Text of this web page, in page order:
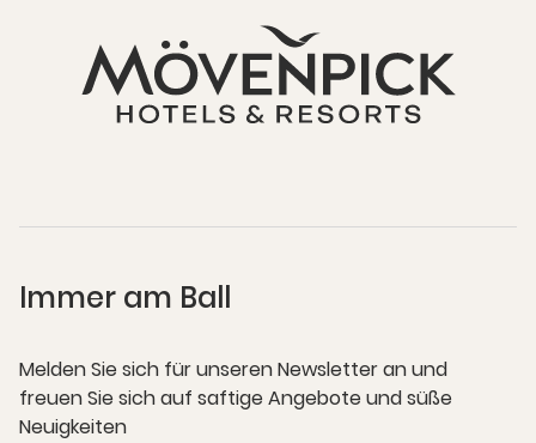
Immer am Ball
Melden Sie sich für unseren Newsletter an und
freuen Sie sich auf saftige Angebote und süße
Neuigkeiten